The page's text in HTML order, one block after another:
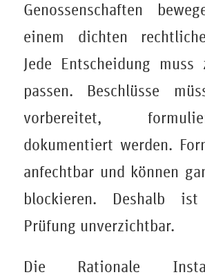
Genossenschaften
einem dichten
Jede Entscheidung muss
passen. Beschlüsse
vorbereitet,
dokumentiert werden.
anfechtbar und können
blockieren. Deshalb
Prüfung unverzichtbar.
Die Rationale